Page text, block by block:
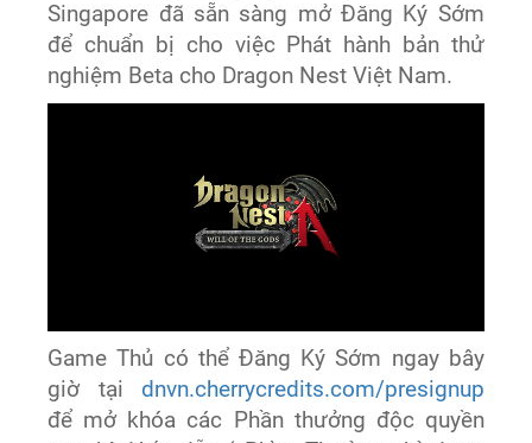
Singapore đã sẵn sàng mở Đăng Ký Sớm
để chuẩn bị cho việc Phát hành bản thử
nghiệm Beta cho Dragon Nest Việt Nam.
Game Thủ có thể Đăng Ký Sớm ngay bây
giờ tại dnvn.cherrycredits.com/presignup
để mở khóa các Phần thưởng độc quyền